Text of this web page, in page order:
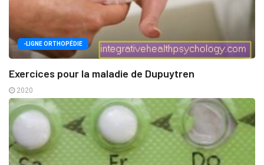
-LIGNE ORTHOPÉDIE
Exercices pour la maladie de Dupuytren
2020